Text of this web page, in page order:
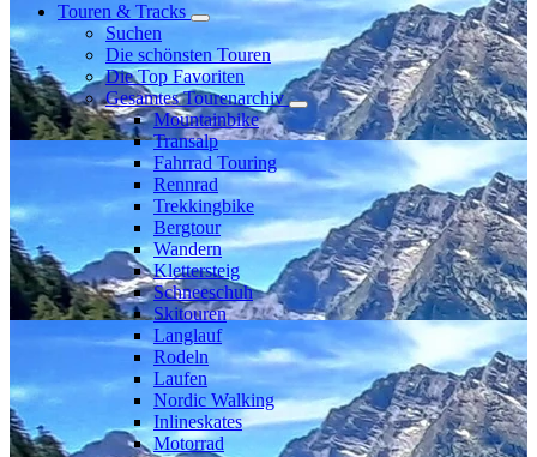
Touren & Tracks
Suchen
Die schönsten Touren
Die Top Favoriten
Gesamtes Tourenarchiv
Mountainbike
Transalp
Fahrrad Touring
Rennrad
Trekkingbike
Bergtour
Wandern
Klettersteig
Schneeschuh
Skitouren
Langlauf
Rodeln
Laufen
Nordic Walking
Inlineskates
Motorrad